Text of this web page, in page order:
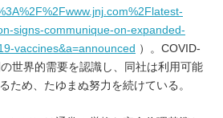
signs-communique-on-expanded-
vaccines&a=announced ）。COVID-
世界的需要を認識し、同社は利用可能
ため、たゆまぬ努力を続けている。